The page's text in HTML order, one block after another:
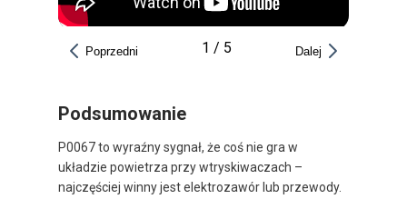
Poprzedni 1 / 5 Dalej
Podsumowanie
P0067 to wyraźny sygnał, że coś nie gra w
układzie powietrza przy wtryskiwaczach –
najczęściej winny jest elektrozawór lub przewody.